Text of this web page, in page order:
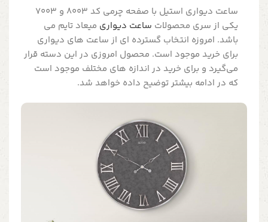
ساعت دیواری استیل با صفحه چرمی کد 8003 و 7003
یکی از سری محصولات ساعت دیواری میعاد تایم می
باشد. امروزه انتخاب گسترده ای از ساعت های دیواری
برای خرید موجود است. محصول امروزی در این دسته قرار
می‌گیرد و برای خرید در اندازه های مختلف موجود است
که در ادامه بیشتر توضیح داده خواهد شد.